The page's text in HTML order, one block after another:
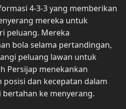
4-3-3 yang memberikan
mereka untuk
peluang. Mereka
bola selama pertandingan,
peluang lawan untuk
Persijap menekankan
dan kecepatan dalam
ke menyerang.